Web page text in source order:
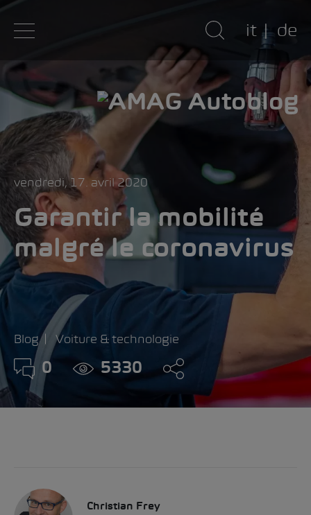
it de
vendredi, 17. avril 2020
Garantir la mobilité
malgré le coronavirus
Blog Voiture & technologie
0 5330
Christian Frey